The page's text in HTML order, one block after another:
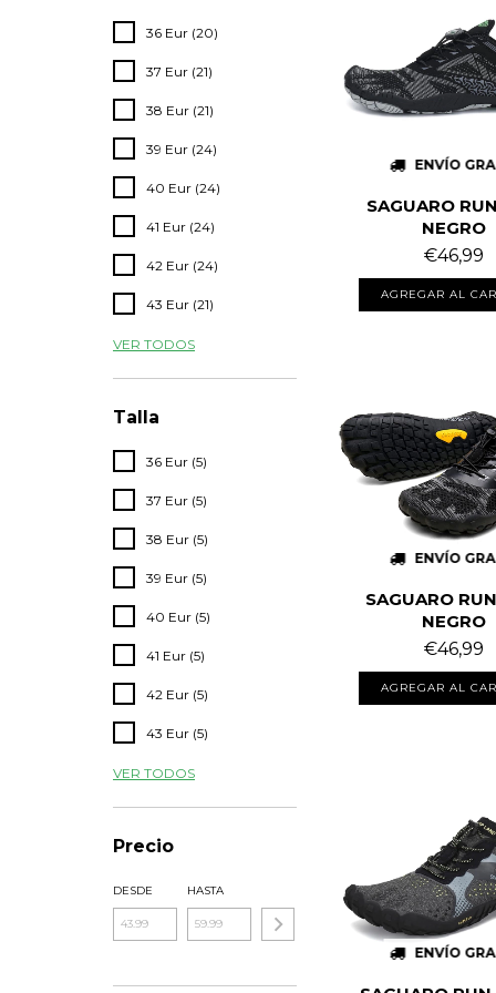
36 Eur (20)
37 Eur (21)
38 Eur (21)
39 Eur (24)
40 Eur (24)
41 Eur (24)
42 Eur (24)
43 Eur (21)
VER TODOS
Talla
36 Eur (5)
37 Eur (5)
38 Eur (5)
39 Eur (5)
40 Eur (5)
41 Eur (5)
42 Eur (5)
43 Eur (5)
VER TODOS
Precio
DESDE HASTA
ENVÍO
SAGUARO
NEGRO
€46,99
AGREGAR AL
ENVÍO
SAGUARO
NEGRO
€46,99
AGREGAR AL
ENVÍO